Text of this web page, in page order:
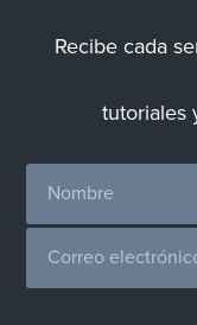
Recibe cada
tutoriales